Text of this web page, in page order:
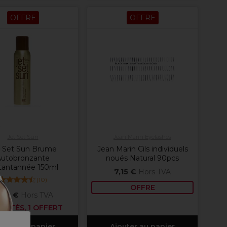
OFFRE
Set Sun Brume
150ml
(10)
€ Hors TVA
1 OFFERT
OFFRE
Jean Marin Cils individuels
noués Natural 90pcs
7,15 € Hors TVA
OFFRE